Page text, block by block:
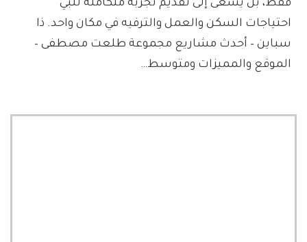
فقط، بل يسعى إلى تقديم تجربة متكاملة تلبي
احتياجات السكن والعمل والترفيه في مكان واحد. ذا
سباين – أحدث مشاريع مجموعة طلعت مصطفى –
الموقع والمميزات ومتوسط…